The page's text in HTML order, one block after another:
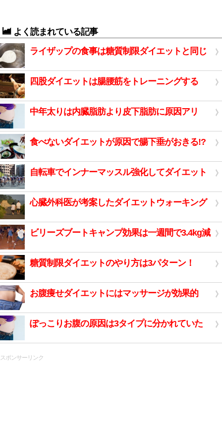
よく読まれている記事
ライザップの食事は糖質制限ダイエットと同じ
四股ダイエットは腸腰筋をトレーニングする
中年太りは内臓脂肪より皮下脂肪に原因アリ
食べないダイエットが原因で腸下垂がおきる!?
自転車でインナーマッスル強化してダイエット
心臓外科医が考案したダイエットウォーキング
ビリーズブートキャンプ効果は一週間で3.4kg減
糖質制限ダイエットのやり方は3パターン！
お腹痩せダイエットにはマッサージが効果的
ぽっこりお腹の原因は3タイプに分かれていた
スポンサーリンク